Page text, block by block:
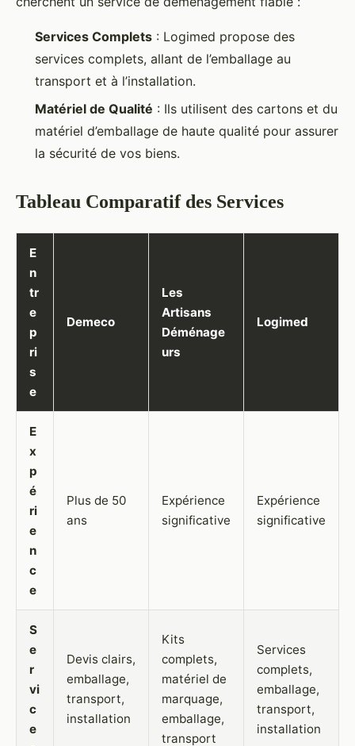
Services Complets : Logimed propose des
services complets, allant de l’emballage au
transport et à l’installation.
Matériel de Qualité : Ils utilisent des cartons et du
matériel d’emballage de haute qualité pour assurer
la sécurité de vos biens.
Tableau Comparatif des Services
E
n
tr
e
p
ri
s
e
Demeco
Les
Artisans
Déménage
urs
Logimed
E
x
p
é
ri
e
n
c
e
Plus de 50
ans
Expérience
significative
Expérience
significative
S
e
r
vi
c
e
Devis clairs,
emballage,
transport,
installation
Kits
complets,
matériel de
marquage,
emballage,
transport
Services
complets,
emballage,
transport,
installation